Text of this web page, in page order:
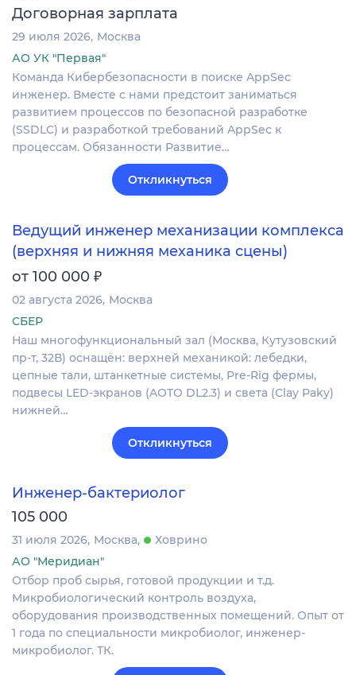
Договорная зарплата
29 июля 2026 Москва
АО УК "Первая"
Команда Кибербезопасности в поиске AppSec
инженер. Вместе с нами предстоит заниматься
развитием процессов по безопасной разработке
(SSDLC) и разработкой требований AppSec к
процессам. Обязанности Развитие…
Откликнуться
Ведущий инженер механизации комплекса
(верхняя и нижняя механика сцены)
от 100 000 ₽
02 августа 2026 Москва
СБЕР
Наш многофункциональный зал (Москва, Кутузовский
пр-т, 32В) оснащён: верхней механикой: лебедки,
цепные тали, штанкетные системы, Pre-Rig фермы,
подвесы LED-экранов (AOTO DL2.3) и света (Clay Paky)
нижней…
Откликнуться
Инженер-бактериолог
105 000
31 июля 2026 Москва
Ховрино
АО "Меридиан"
Отбор проб сырья, готовой продукции и т.д.
Микробиологический контроль воздуха,
оборудования производственных помещений. Опыт от
1 года по специальности микробиолог, инженер-
микробиолог. ТК.